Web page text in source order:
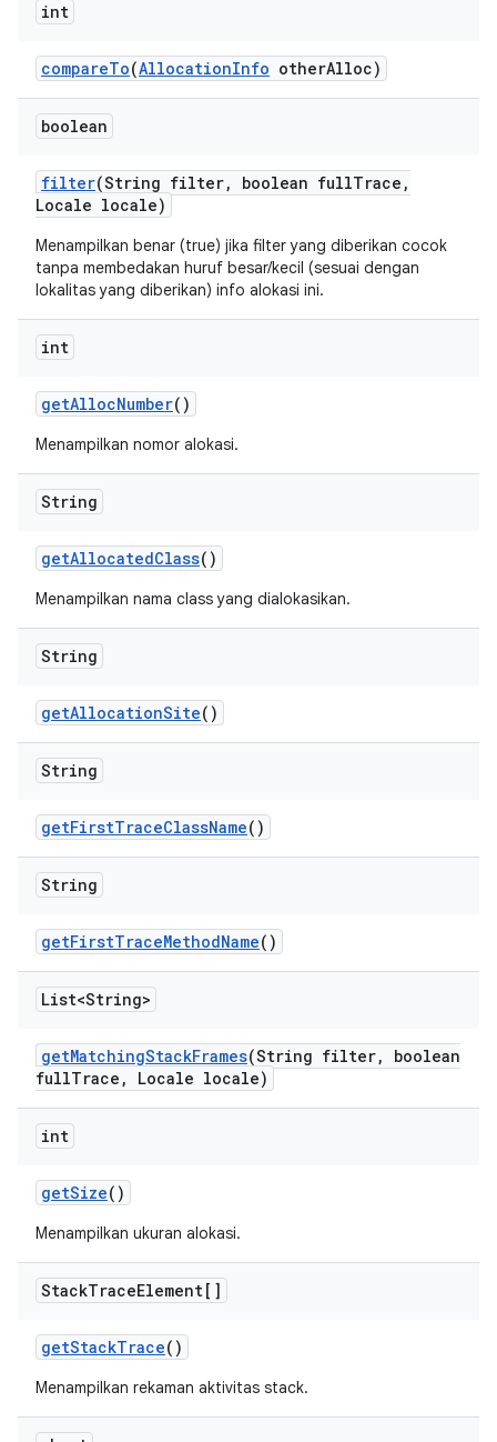
int
compareTo(AllocationInfo otherAlloc)
boolean
filter(String filter, boolean fullTrace ,
Locale locale)
Menampilkan benar (true) jika filter yang diberikan cocok
tanpa membedakan huruf besar/kecil (sesuai dengan
lokalitas yang diberikan) info alokasi ini.
int
getAllocNumber()
Menampilkan nomor alokasi.
String
getAllocatedClass()
Menampilkan nama class yang dialokasikan.
String
getAllocationSite()
String
getFirstTraceClassName()
String
getFirstTraceMethodName()
List<String>
getMatchingStackFrames(String filter,
boolean
fullTrace , Locale locale)
int
getSize()
Menampilkan ukuran alokasi.
StackTraceElement[]
getStackTrace()
Menampilkan rekaman aktivitas stack.